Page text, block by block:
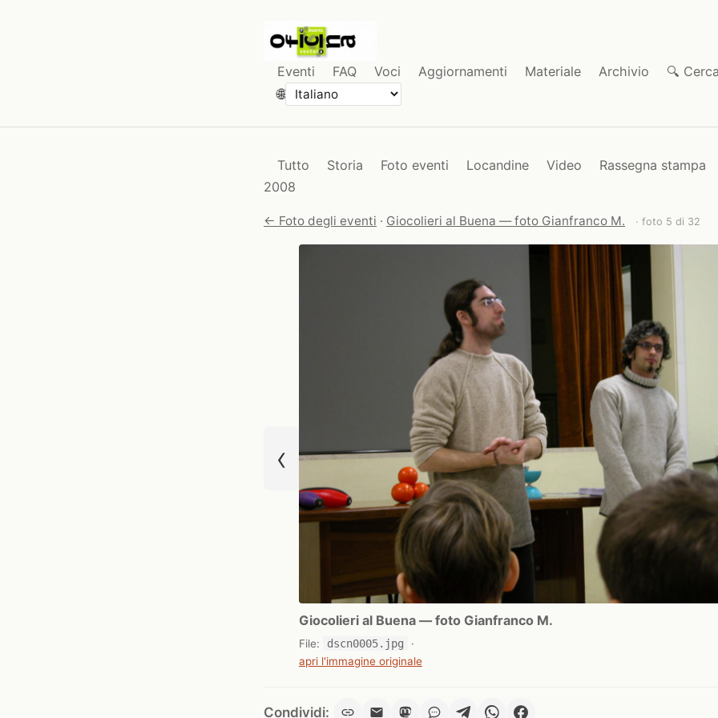
Eventi FAQ Voci Aggiornamenti Materiale Archivio
🔍
🌐
Tutto Storia Foto eventi Locandine Video
Rassegna stampa
2008
← Foto degli eventi · Giocolieri al Buena — foto Gianfranco M. · foto 5 di 32
‹
Giocolieri al Buena — foto Gianfranco M.
File: dscn0005.jpg
·
apri l'immagine originale
Condividi: